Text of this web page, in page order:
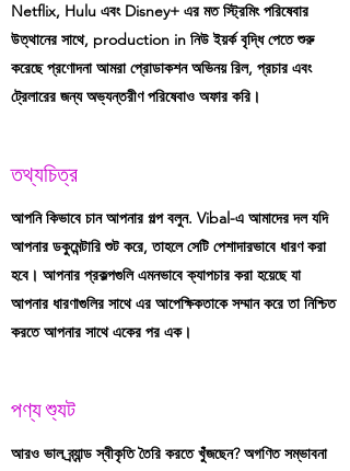
Netflix, Hulu এবং Disney+ এর মত স্ট্রিমিং পরিষেবার
উত্থানের সাথে, production in নিউ ইয়র্ক বৃদ্ধি পেতে শুরু
করেছে প্রণোদনা আমরা প্রোডাকশন অভিনয় রিল, প্রচার এবং
ট্রেলারের জন্য অভ্যন্তরীণ পরিষেবাও অফার করি।
তথ্যচিত্র
আপনি কিভাবে চান আপনার গল্প বলুন. Vibal-এ আমাদের দল যদি
আপনার ডকুমেন্টারি শুট করে, তাহলে সেটি পেশাদারভাবে ধারণ করা
হবে। আপনার প্রকল্পগুলি এমনভাবে ক্যাপচার করা হয়েছে যা
আপনার ধারণাগুলির সাথে এর আপেক্ষিকতাকে সম্মান করে তা নিশ্চিত
করতে আপনার সাথে একের পর এক।
পণ্য শ্যুট
আরও ভাল ব্র্যান্ড স্বীকৃতি তৈরি করতে খুঁজছেন? অগণিত সম্ভাবনা